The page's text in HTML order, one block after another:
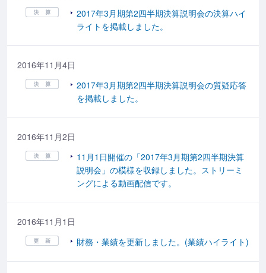
2017年3月期第2四半期決算説明会の決算ハイ
ライトを掲載しました。
2016年11月4日
2017年3月期第2四半期決算説明会の質疑応答
を掲載しました。
2016年11月2日
11月1日開催の「2017年3月期第2四半期決算
説明会」の模様を収録しました。ストリーミ
ングによる動画配信です。
2016年11月1日
財務・業績を更新しました。(業績ハイライト)